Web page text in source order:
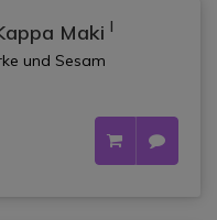
Maki l
und Sesam